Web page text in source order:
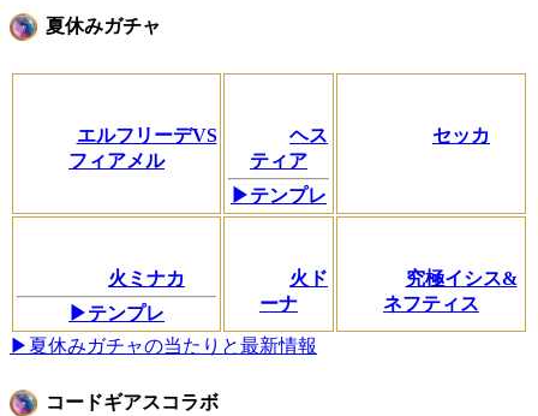
夏休みガチャ
エルフリーデVS
フィアメル
ヘス
ティア
▶テンプレ
セッカ
火ミナカ
▶テンプレ
火ド
ーナ
究極イシス&
ネフティス
▶夏休みガチャの当たりと最新情報
コードギアスコラボ